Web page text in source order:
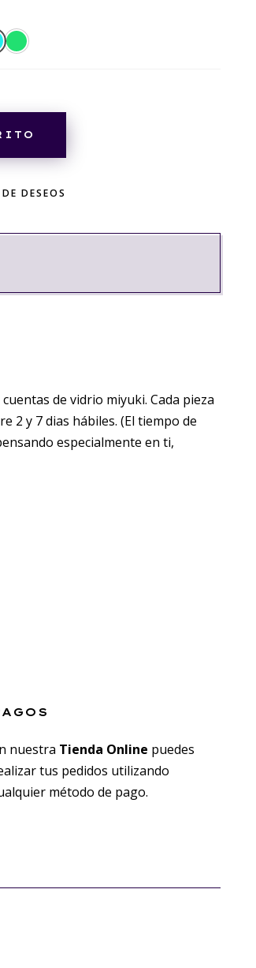
DESEOS
de vidrio miyuki. Cada pieza
2 y 7 dias hábiles. (El tiempo de
especialmente en ti,
nuestra Tienda Online puedes
tus pedidos utilizando
método de pago.